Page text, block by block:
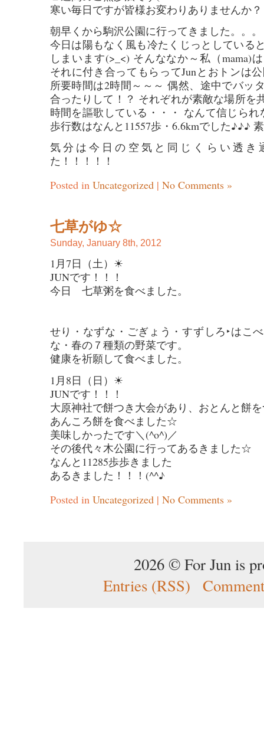
寒い毎日ですが皆様お変わりありませんか
朝早くから駒沢公園に行ってきました。。。
今日は陽もなく風も冷たくじっとしている
しまいます(>_<) そんななか～私（mama)
それに付き合ってもらってJunとおトンは
所要時間は2時間～～～ 偶然、途中でバッ
合ったりして！？ それぞれが素敵な場所を
時間を謳歌している・・・ なんて信じられ
歩行数はなんと11557歩・6.6kmでした♪♪♪
気分は今日の空気と同じくらい透き
た！！！！！
Posted in Uncategorized| No Comments »
七草がゆ☆
Sunday, January 8th, 2012
1月7日（土）☀
JUNです！！！
今日 七草粥を食べました。
せり・なずな・ごぎょう・すずしろ‣はこ
な・春の７種類の野菜です。
健康を祈願して食べました。
1月8日（日）☀
JUNです！！！
大原神社で餅つき大会があり、おとんと餅
あんころ餅を食べました☆
美味しかったです＼(^o^)／
その後代々木公園に行ってあるきました☆
なんと11285歩歩きました
あるきました！！！(^^♪
Posted in Uncategorized| No Comments »
2026 © For Jun is
Entries (RSS)